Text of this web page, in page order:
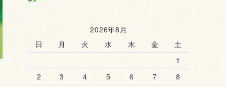
2026年8月
日
月 火 水 木 金
土
1
2
3 4 5 6 7
8